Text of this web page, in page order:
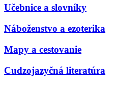
Učebnice a slovníky
Náboženstvo a ezoterika
Mapy a cestovanie
Cudzojazyčná literatúra